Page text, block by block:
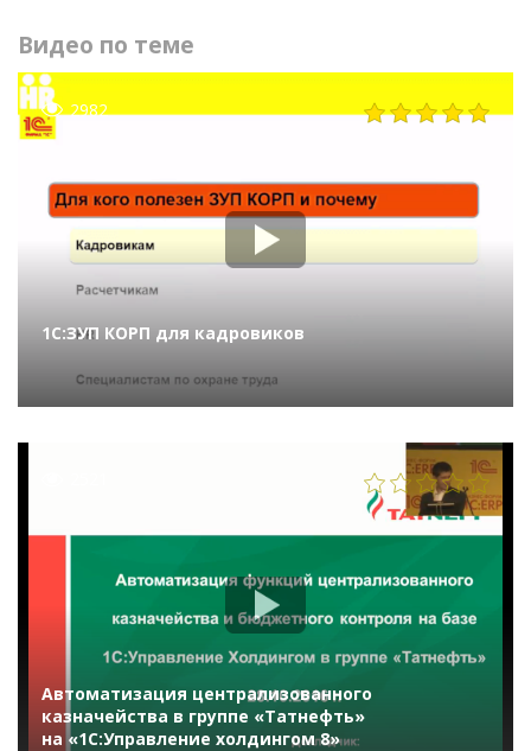
Видео по теме
2982
1С:ЗУП КОРП для кадровиков
Автоматизация централизованного
казначейства в группе «Татнефть»
на «1С:Управление холдингом 8»